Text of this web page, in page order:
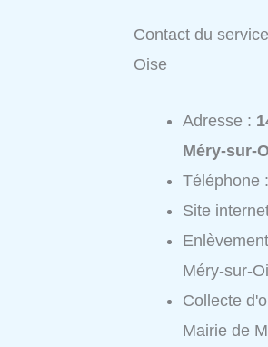
Contact du
Oise
Adresse :
Méry-sur-
Téléphone
Site
Méry-sur-
Collecte
Mairie de